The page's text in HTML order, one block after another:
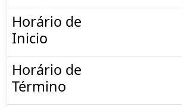
Horário de
Inicio
Horário de
Término